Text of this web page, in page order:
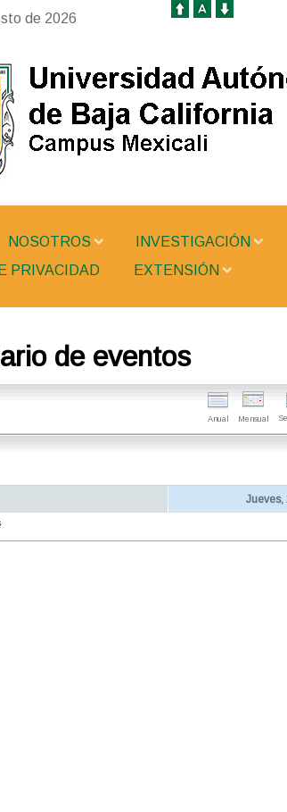
de 2026
NOSOTROS INVESTIGACIÓN
PRIVACIDAD
EXTENSIÓN
de eventos
Anual Mensual
Jueves,